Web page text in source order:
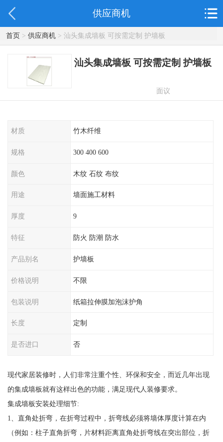
供应商机
首页> 供应商机> 汕头集成墙板 可按需定制 护墙板
汕头集成墙板 可按需定制 护墙板
面议
材质 竹木纤维
规格 300 400 600
颜色 木纹 石纹 布纹
用途 墙面施工材料
厚度 9
特征 防火 防潮 防水
产品别名 护墙板
价格说明 不限
包装说明 纸箱拉伸膜加泡沫护角
长度 定制
是否进口 否
现代家居装修时，人们非常注重个性、环保和安全，而近几年出现
的集成墙板就有这样出色的功能，满足现代人装修要求。
集成墙板安装处理细节:
1、直角处折弯，在折弯过程中，折弯线必须将墙体厚度计算在内
（例如：柱子直角折弯，片材料距离直角处折弯线在突出部位，折